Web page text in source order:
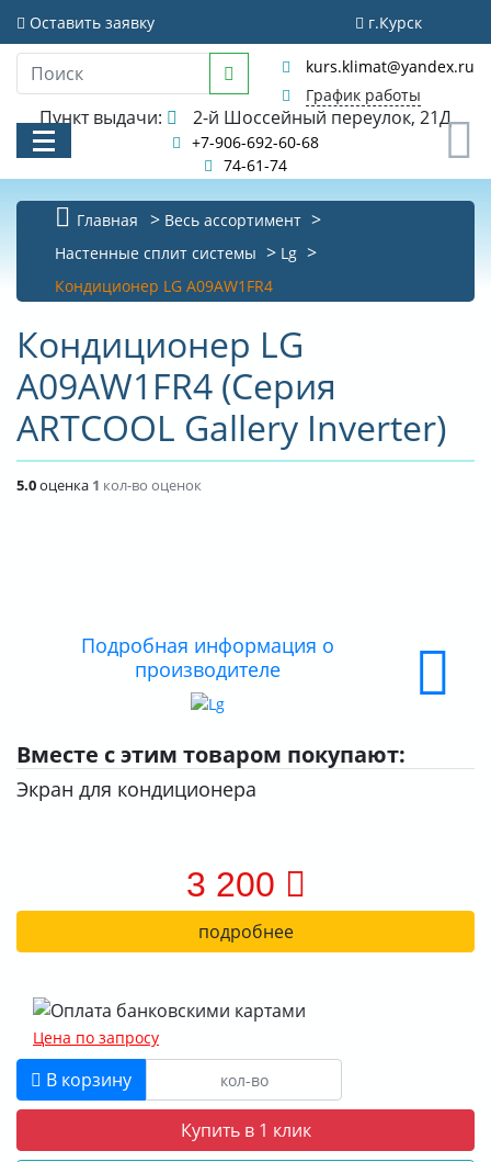
Оставить заявку г.Курск
kurs.klimat@yandex.ru
График работы
Пункт выдачи: 2-й Шоссейный переулок, 21Д
+7-906-692-60-68
74-61-74
КАТАЛОГ
АКЦИИ И РАСПРОДАЖИ
УСЛУГИ
БИБЛИОТЕКА
НОВОСТИ
Главная
Весь ассортимент
Настенные сплит системы
Lg
Кондиционер LG A09AW1FR4
Кондиционер LG
A09AW1FR4 (Серия
ARTCOOL Gallery Inverter)
5.0оценка 1 кол-во оценок
Подробная информация о
производителе
Вместе с этим товаром покупают:
Экран для кондиционера
3 200
подробнее
Цена по запросу
В корзину
Купить в 1 клик